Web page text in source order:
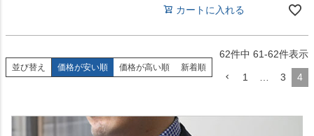
カートに入れる
並び替え 価格が安い順 価格が高い順 新着順
62件中 61-62件表示
1 3 4